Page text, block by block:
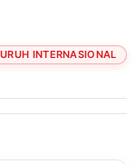
INTERNASIONAL